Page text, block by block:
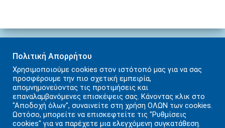
ΑΡΧΙΚΉ ΠΡΩΤΟΔΙΚΕΊΟ ΨΗΦΙΑΚΈΣ ΥΠΗΡΕΣΊΕΣ
ΧΡΉΣΙΜΑ ΈΝΤΥΠΑ ΧΡΉΣΙΜΟΙ ΣΎΝΔΕΣΜΟΙ ΕΠΙΚΟΙΝΩΝΊΑ
ΠΟΛΙΤΙΚΉ ΑΠΟΡΡΉΤΟΥ ΌΡΟΙ ΧΡΉΣΗΣ
Πολιτική Απορρήτου
Χρησιμοποιούμε cookies στον ιστότοπό μας για να σας
προσφέρουμε την πιο σχετική εμπειρία,
απομνημονεύοντας τις προτιμήσεις και
επαναλαμβανόμενες επισκέψεις σας. Κάνοντας κλικ στο
"Αποδοχή όλων", συναινείτε στη χρήση ΟΛΩΝ των cookies.
Ωστόσο, μπορείτε να επισκεφτείτε τις "Ρυθμίσεις
cookies" για να παρέχετε μια ελεγχόμενη συγκατάθεση.